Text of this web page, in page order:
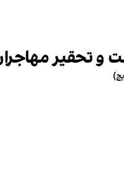
و تحقیر